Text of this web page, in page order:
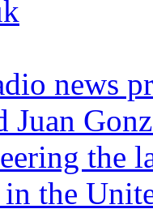
news
Juan
the
the